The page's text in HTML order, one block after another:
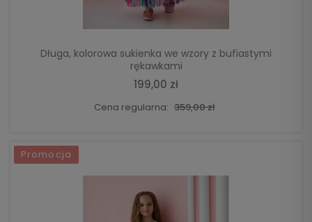
Długa, kolorowa sukienka we wzory z bufiastymi
rękawkami
199,00 zł
Cena regularna: 359,00 zł
Promocja